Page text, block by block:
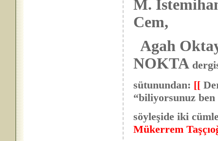
M.
Cem,
Agah
NOKTA
sütunundan: [[
“biliyorsunuz ben
söyleşide iki
Mükerrem